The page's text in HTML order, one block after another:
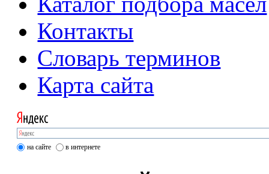
Контакты
Словарь терминов
Карта сайта
на сайте в интернете